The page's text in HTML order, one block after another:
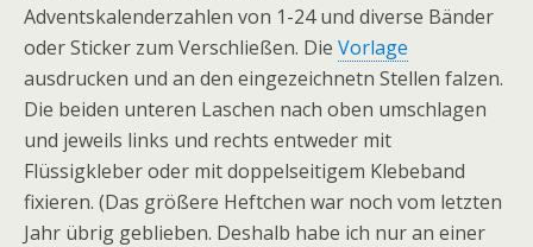
Adventskalenderzahlen von 1-24 und diverse Bänder
oder Sticker zum Verschließen. Die Vorlage
ausdrucken und an den eingezeichnetn Stellen falzen.
Die beiden unteren Laschen nach oben umschlagen
und jeweils links und rechts entweder mit
Flüssigkleber oder mit doppelseitigem Klebeband
fixieren. (Das größere Heftchen war noch vom letzten
Jahr übrig geblieben. Deshalb habe ich nur an einer